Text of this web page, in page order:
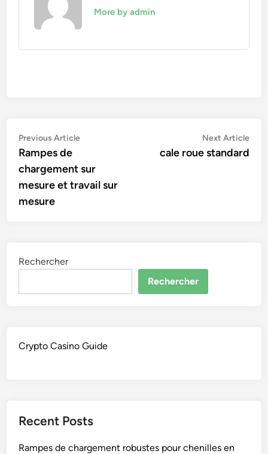
More by admin
Navigation
de
l’article
Previous ArticlePrevious
Rampes de
chargement sur
mesure et travail sur
mesure
Next Article
cale roue standard
Rechercher
Rechercher
Crypto Casino Guide
Recent Posts
Rampes de chargement robustes pour chenilles en